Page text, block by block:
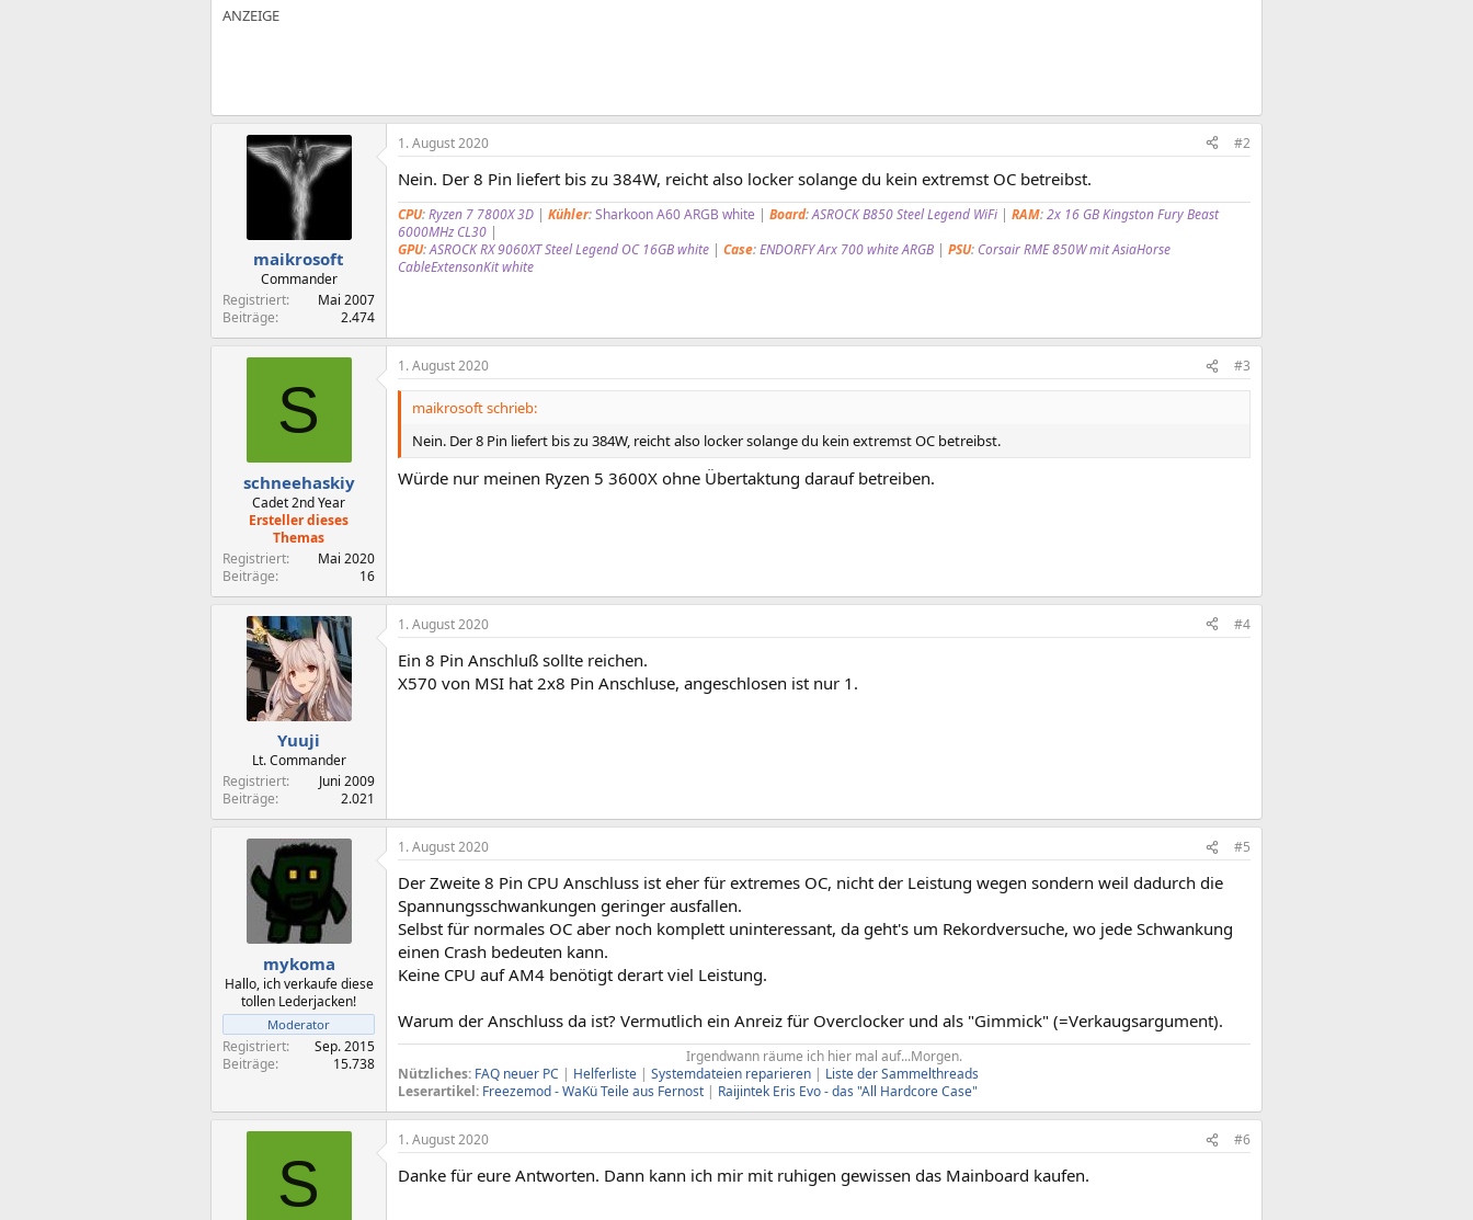
maikrosoft
Commander
Registriert
Mai 2007
Beiträge
2.474
1. August 2020 #2
Nein. Der 8 Pin liefert bis zu 384W, reicht also locker solange du kein extremst OC betreibst.
CPU:Ryzen 7 7800X 3D | Kühler:Sharkoon A60 ARGB white | Board:ASROCK B850 Steel Legend WiFi | RAM:2x 16 GB Kingston Fury Beast
6000MHz CL30 |
GPU:ASROCK RX 9060XT Steel Legend OC 16GB white | Case:ENDORFY Arx 700 white ARGB | PSU: Corsair RME 850Wmit AsiaHorse
CableExtensonKit white
S
schneehaskiy
Cadet 2nd Year
Ersteller dieses
Themas
Registriert
Mai 2020
Beiträge
16
1. August 2020 #3
maikrosoft schrieb:
Nein. Der 8 Pin liefert bis zu 384W, reicht also locker solange du kein extremst OC betreibst.
Würde nur meinen Ryzen 5 3600X ohne Übertaktung darauf betreiben.
Yuuji
Lt. Commander
Registriert
Juni 2009
Beiträge
2.021
1. August 2020 #4
Ein 8 Pin Anschluß sollte reichen.
X570 von MSI hat 2x8 Pin Anschluse, angeschlosen ist nur 1.
mykoma
Hallo, ich verkaufe diese
tollen Lederjacken!
Moderator
Registriert
Sep. 2015
Beiträge
15.738
1. August 2020 #5
Der Zweite 8 Pin CPU Anschluss ist eher für extremes OC, nicht der Leistung wegen sondern weil dadurch die
Spannungsschwankungen geringer ausfallen.
Selbst für normales OC aber noch komplett uninteressant, da geht's um Rekordversuche, wo jede Schwankung
einen Crash bedeuten kann.
Keine CPU auf AM4 benötigt derart viel Leistung.
Warum der Anschluss da ist? Vermutlich ein Anreiz für Overclocker und als "Gimmick" (=Verkaugsargument).
Irgendwann räume ich hier mal auf...Morgen.​
Nützliches: FAQ neuer PC | Helferliste | Systemdateien reparieren | Liste der Sammelthreads
Leserartikel: Freezemod - WaKü Teile aus Fernost | Raijintek Eris Evo - das "All Hardcore Case"
S
1. August 2020 #6
Danke für eure Antworten. Dann kann ich mir mit ruhigen gewissen das Mainboard kaufen.